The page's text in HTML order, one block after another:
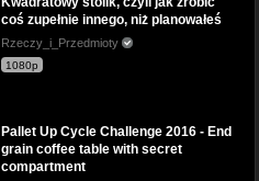
coś zupełnie innego, niż planowałeś
Rzeczy_i_Przedmioty
1080p
Pallet Up Cycle Challenge 2016 - End
grain coffee table with secret
compartment